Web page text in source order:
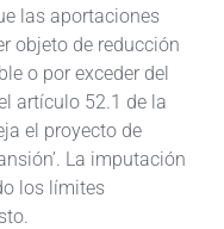
las aportaciones
objeto de reducción
o por exceder del
artículo 52.1 de la
el proyecto de
La imputación
los límites